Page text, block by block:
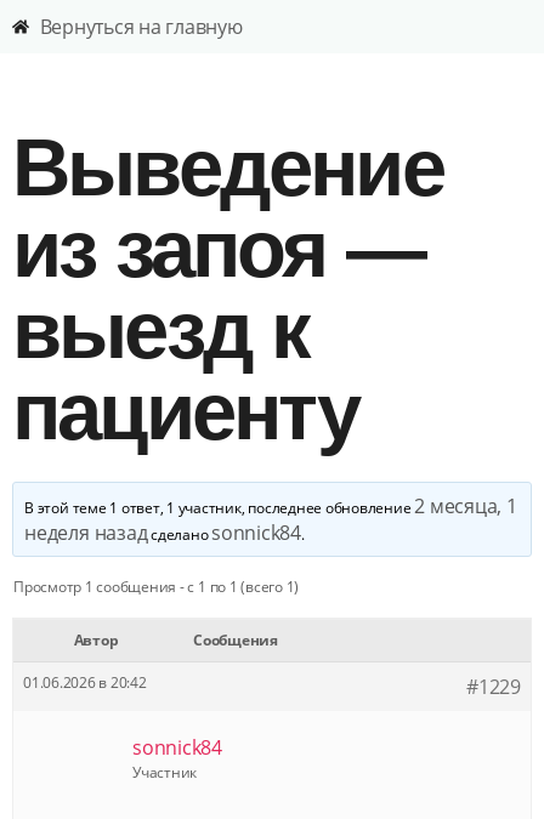
Вернуться на главную
Выведение
из запоя —
выезд к
пациенту
В этой теме 1 ответ, 1 участник, последнее обновление2 месяца, 1
неделя назадсделаноsonnick84.
Просмотр 1 сообщения - с 1 по 1 (всего 1)
Автор Сообщения
01.06.2026 в 20:42 #1229
sonnick84
Участник